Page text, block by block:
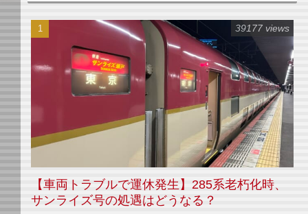
【車両トラブルで運休発生】285系老朽化時、
サンライズ号の処遇はどうなる？
39177 views